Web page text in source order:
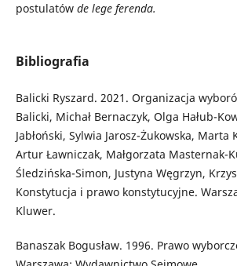
postulatów de lege ferenda.
Bibliografia
Balicki Ryszard. 2021. Organizacja
Balicki, Michał Bernaczyk, Olga Hałub-
Jabłoński, Sylwia Jarosz-Żukowska, Marta
Artur Ławniczak, Małgorzata Masternak-
Śledzińska-Simon, Justyna Węgrzyn,
Konstytucja i prawo konstytucyjne.
Kluwer.
Banaszak Bogusław. 1996. Prawo